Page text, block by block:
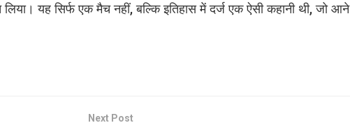
यह सिर्फ एक मैच नहीं, बल्कि इतिहास में दर्ज एक ऐसी कहानी थी, जो आने
Next Post